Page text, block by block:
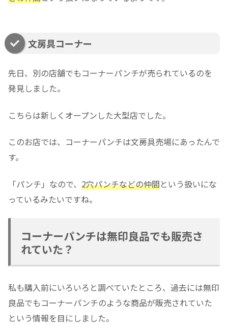
文房具コーナー
先日、別の店舗でもコーナーパンチが売られているのを
発見しました。
こちらは新しくオープンした大型店でした。
このお店では、コーナーパンチは文房具売場にあったんで
す。
「パンチ」なので、 2穴パンチなどの仲間という扱いにな
っているみたいですね。
コーナーパンチは無印良品でも販売さ
れていた？
私も購入前にいろいろと調べていたところ、過去には無印
良品でもコーナーパンチのような商品が販売されていた
という情報を目にしました。